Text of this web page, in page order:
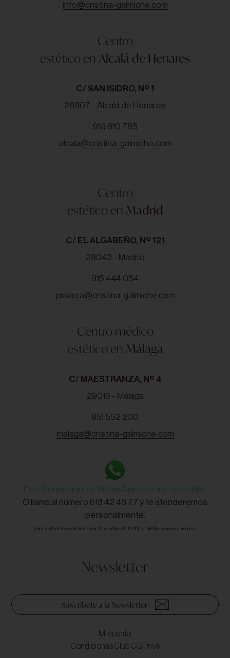
info@cristina-galmiche.com
Centro
estético en Alcalá de Henares
C/ SAN ISIDRO, Nº 1
28807 - Alcalá de Henares
918 810 785
alcala@cristina-galmiche.com
Centro
estético en Madrid
C/ EL ALGABEÑO, Nº 121
28043 - Madrid
915 444 054
piovera@cristina-galmiche.com
Centro médico
estético en Málaga
C/ MAESTRANZA, Nº 4
29016 - Málaga
951 552 200
malaga@cristina-galmiche.com
Escríbenos aquí un WhatsApp con tus consultas
O llama al número 618 42 48 77 y te atenderemos
personalmente.
(horario de atención al cliente por WhatsApp: de 10:00h. a 14:00h. de lunes a viernes).
Newsletter
Suscríbete a la Newsletter
Mi cuenta
Condiciones Club CG Privé